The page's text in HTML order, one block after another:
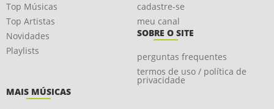
Top Músicas
Top Artistas
Novidades
Playlists
cadastre-se
meu canal
SOBRE O SITE
perguntas frequentes
termos de uso / política de
privacidade
MAIS MÚSICAS